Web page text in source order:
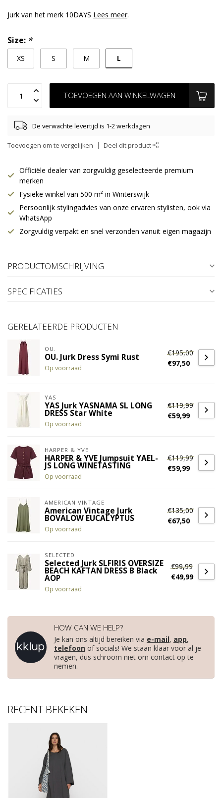
Jurk van het merk 10DAYS Lees meer.
Size: *
XS S M L
TOEVOEGEN AAN WINKELWAGEN
De verwachte levertijd is 1-2 werkdagen
Toevoegen om te vergelijken Deel dit product
Officiële dealer van zorgvuldig geselecteerde premium
merken
Fysieke winkel van 500 m² in Winterswijk
Persoonlijk stylingadvies van onze ervaren stylisten, ook via
WhatsApp
Zorgvuldig verpakt en snel verzonden vanuit eigen magazijn
PRODUCTOMSCHRIJVING
SPECIFICATIES
GERELATEERDE PRODUCTEN
OU.
OU. Jurk Dress Symi Rust
Op voorraad
€195,00
€97,50
YAS
YAS Jurk YASNAMA SL LONG
DRESS Star White
Op voorraad
€119,99
€59,99
HARPER & YVE
HARPER & YVE Jumpsuit YAEL-
JS LONG WINETASTING
Op voorraad
€119,99
€59,99
AMERICAN VINTAGE
American Vintage Jurk
BOVALOW EUCALYPTUS
Op voorraad
€135,00
€67,50
SELECTED
Selected Jurk SLFIRIS OVERSIZE
BEACH KAFTAN DRESS B Black
AOP
Op voorraad
€99,99
€49,99
HOW CAN WE HELP?
Je kan ons altijd bereiken via e-mail, app,
telefoon of socials! We staan klaar voor al je
vragen, dus schroom niet om contact op te
nemen.
RECENT BEKEKEN